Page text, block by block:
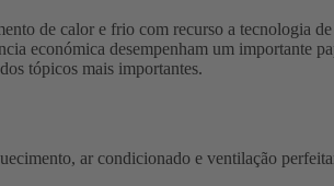
de calor e frio com recurso a tecnologia de
económica desempenham um importante
tópicos mais importantes.
ar condicionado e ventilação